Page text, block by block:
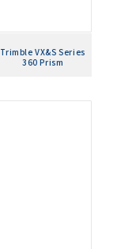
Trimble VX&S Series
360 Prism